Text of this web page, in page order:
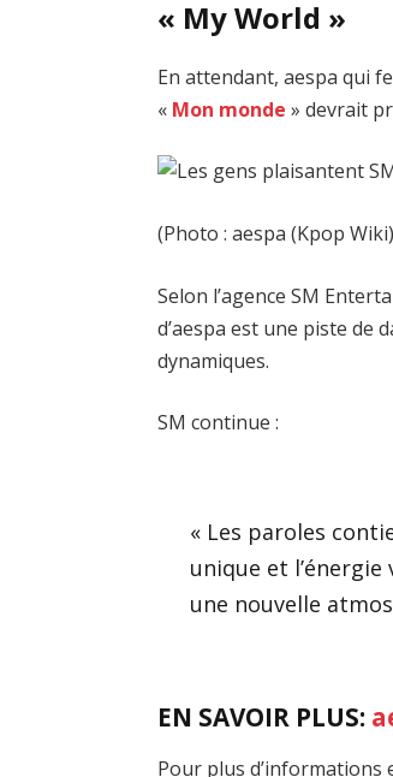
« My World »
En attendant, aespa qui
« Mon monde » devrait
(Photo : aespa (Kpop
Selon l’agence SM
d’aespa est une piste de
dynamiques.
SM continue :
« Les paroles
unique et
une nouvelle
EN SAVOIR PLUS:
Pour plus d’informations